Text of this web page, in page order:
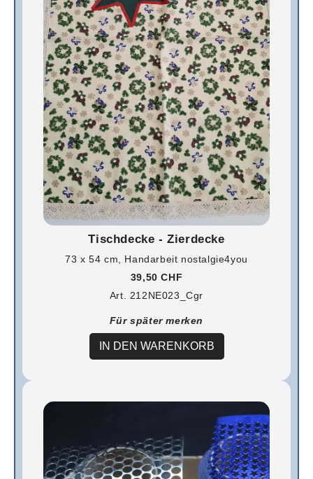
Tischdecke - Zierdecke
73 x 54 cm, Handarbeit nostalgie4you
39,50 CHF
Art. 212NE023_Cgr
Für später merken
IN DEN WARENKORB